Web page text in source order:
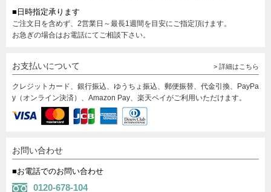
■日時指定承ります
ご注文日を含めず、2営業日～最長1週間を目安にご指定頂けます。
お急ぎの場合はお電話にてご相談下さい。
お支払いについて > 詳細はこちら
クレジットカード、銀行振込、ゆうちょ振込、郵便振替、代金引換、PayPa
y（オンライン決済）、Amazon Pay、楽天ペイがご利用いただけます。
お問い合わせ
■お電話でのお問い合わせ
0120-678-104